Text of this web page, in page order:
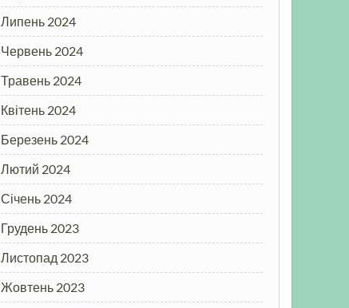
Липень 2024
Червень 2024
Травень 2024
Квітень 2024
Березень 2024
Лютий 2024
Січень 2024
Грудень 2023
Листопад 2023
Жовтень 2023